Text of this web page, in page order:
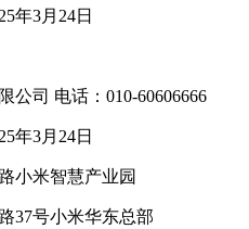
年3月24日
公司 电话：010-60606666
年3月24日
小米智慧产业园
37号小米华东总部